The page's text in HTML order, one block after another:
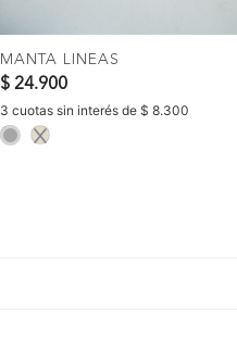
MANTA LINEAS
$ 24.900
3 cuotas sin interés de $ 8.300
selected